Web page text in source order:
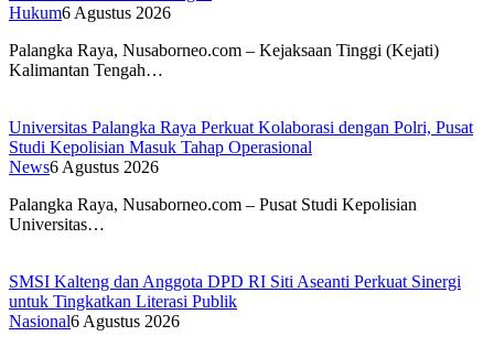
Hukum6 Agustus 2026
Palangka Raya, Nusaborneo.com – Kejaksaan Tinggi (Kejati)
Kalimantan Tengah…
Universitas Palangka Raya Perkuat Kolaborasi dengan Polri, Pusat
Studi Kepolisian Masuk Tahap Operasional
News6 Agustus 2026
Palangka Raya, Nusaborneo.com – Pusat Studi Kepolisian
Universitas…
SMSI Kalteng dan Anggota DPD RI Siti Aseanti Perkuat Sinergi
untuk Tingkatkan Literasi Publik
Nasional6 Agustus 2026